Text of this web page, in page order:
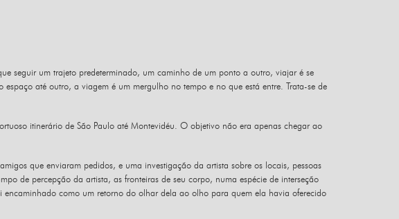
seguir um trajeto predeterminado, um caminho de um ponto a outro, viajar é se
até outro, a viagem é um mergulho no tempo e no que está entre. Trata-se de
itinerário de São Paulo até Montevidéu. O objetivo não era apenas chegar ao
que enviaram pedidos, e uma investigação da artista sobre os locais, pessoas
de percepção da artista, as fronteiras de seu corpo, numa espécie de interseção
como um retorno do olhar dela ao olho para quem ela havia oferecido